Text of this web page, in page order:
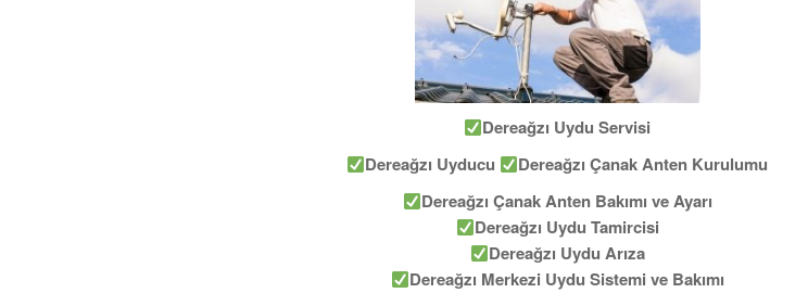
Dereağzı Uydu Servisi
Dereağzı Uyducu
Dereağzı Çanak Anten Kurulumu
Dereağzı Çanak Anten Bakımı ve Ayarı
Dereağzı Uydu Tamircisi
Dereağzı Uydu Arıza
Dereağzı Merkezi Uydu Sistemi ve Bakımı